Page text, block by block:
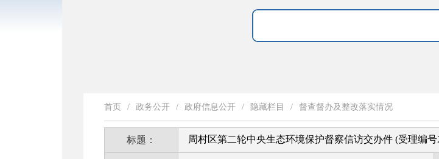
首页 / 政务公开 / 政府信息公开 / 隐藏栏目 / 督查督办及整改落实情况
标题： 周村区第二轮中央生态环境保护督察信访交办件 (受理编号